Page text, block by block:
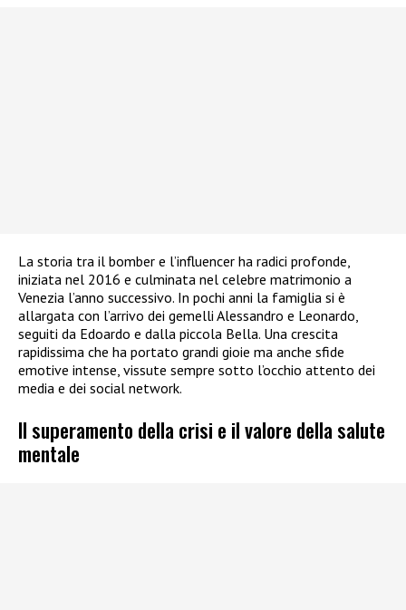
La storia tra il bomber e l’influencer ha radici profonde,
iniziata nel 2016 e culminata nel celebre matrimonio a
Venezia l’anno successivo. In pochi anni la famiglia si è
allargata con l’arrivo dei gemelli Alessandro e Leonardo,
seguiti da Edoardo e dalla piccola Bella. Una crescita
rapidissima che ha portato grandi gioie ma anche sfide
emotive intense, vissute sempre sotto l’occhio attento dei
media e dei social network.
Il superamento della crisi e il valore della salute
mentale